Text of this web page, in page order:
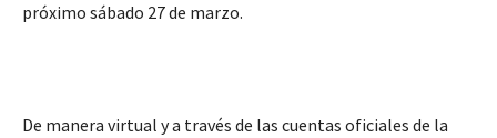
próximo sábado 27 de marzo.
De manera virtual y a través de las cuentas oficiales de la